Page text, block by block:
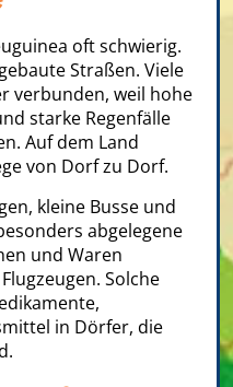
oft schwierig.
Straßen. Viele
verbunden, weil hohe
starke Regenfälle
Auf dem Land
von Dorf zu Dorf.
kleine Busse und
abgelegene
und Waren
Solche
in Dörfer, die